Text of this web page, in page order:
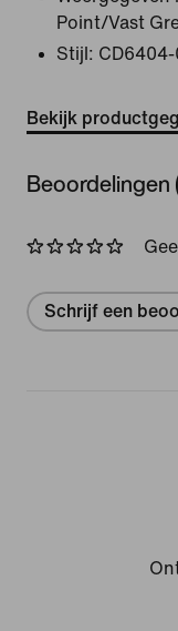
Point/Vast
Stijl: CD6404-
Bekijk
Beoordelingen
Schrijf een